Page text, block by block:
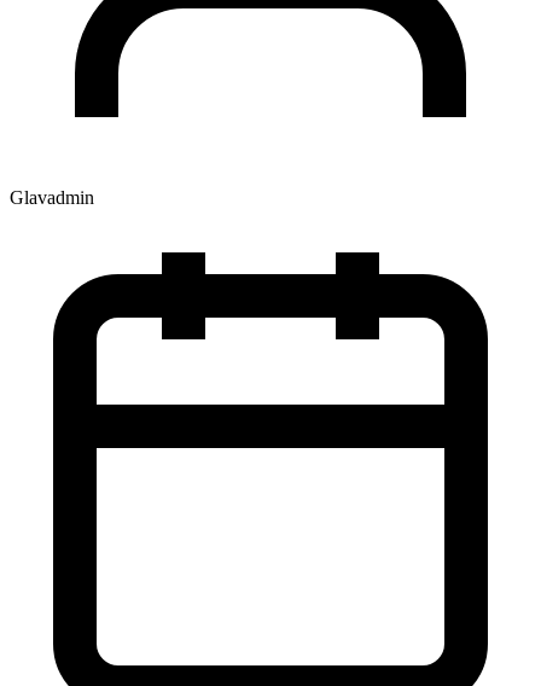
Glavadmin